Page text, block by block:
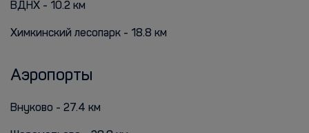
ВДНХ - 10.2 км
Химкинский лесопарк - 18.8 км
Аэропорты
Внуково - 27.4 км